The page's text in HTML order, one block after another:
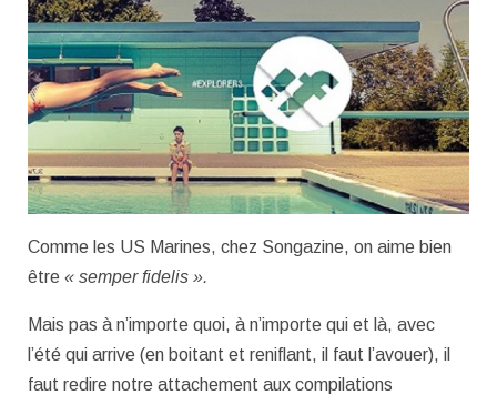
Comme les US Marines, chez Songazine, on aime bien
être « semper fidelis ».
Mais pas à n’importe quoi, à n’importe qui et là, avec
l’été qui arrive (en boitant et reniflant, il faut l’avouer), il
faut redire notre attachement aux compilations